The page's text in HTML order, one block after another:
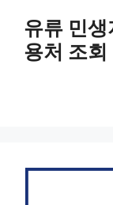
유류 민
용처 조회